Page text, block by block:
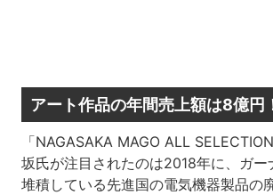
アート作品の年間売上額は8億円
「NAGASAKA MAGO ALL
坂氏が注目されたのは2018年に、ガー
堆積している先進国の電気機器製品の